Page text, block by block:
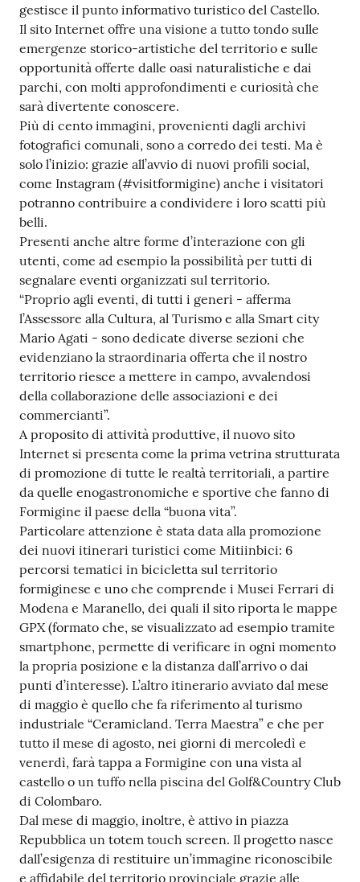
gestisce il punto informativo turistico del Castello.
Il sito Internet offre una visione a tutto tondo sulle
emergenze storico-artistiche del territorio e sulle
opportunità offerte dalle oasi naturalistiche e dai
parchi, con molti approfondimenti e curiosità che
sarà divertente conoscere.
Più di cento immagini, provenienti dagli archivi
fotografici comunali, sono a corredo dei testi. Ma è
solo l’inizio: grazie all’avvio di nuovi profili social,
come Instagram (#visitformigine) anche i visitatori
potranno contribuire a condividere i loro scatti più
belli.
Presenti anche altre forme d’interazione con gli
utenti, come ad esempio la possibilità per tutti di
segnalare eventi organizzati sul territorio.
“Proprio agli eventi, di tutti i generi - afferma
l’Assessore alla Cultura, al Turismo e alla Smart city
Mario Agati - sono dedicate diverse sezioni che
evidenziano la straordinaria offerta che il nostro
territorio riesce a mettere in campo, avvalendosi
della collaborazione delle associazioni e dei
commercianti”.
A proposito di attività produttive, il nuovo sito
Internet si presenta come la prima vetrina strutturata
di promozione di tutte le realtà territoriali, a partire
da quelle enogastronomiche e sportive che fanno di
Formigine il paese della “buona vita”.
Particolare attenzione è stata data alla promozione
dei nuovi itinerari turistici come Mitiinbici: 6
percorsi tematici in bicicletta sul territorio
formiginese e uno che comprende i Musei Ferrari di
Modena e Maranello, dei quali il sito riporta le mappe
GPX (formato che, se visualizzato ad esempio tramite
smartphone, permette di verificare in ogni momento
la propria posizione e la distanza dall’arrivo o dai
punti d’interesse). L’altro itinerario avviato dal mese
di maggio è quello che fa riferimento al turismo
industriale “Ceramicland. Terra Maestra” e che per
tutto il mese di agosto, nei giorni di mercoledì e
venerdì, farà tappa a Formigine con una vista al
castello o un tuffo nella piscina del Golf&Country Club
di Colombaro.
Dal mese di maggio, inoltre, è attivo in piazza
Repubblica un totem touch screen. Il progetto nasce
dall’esigenza di restituire un’immagine riconoscibile
e affidabile del territorio provinciale grazie alle